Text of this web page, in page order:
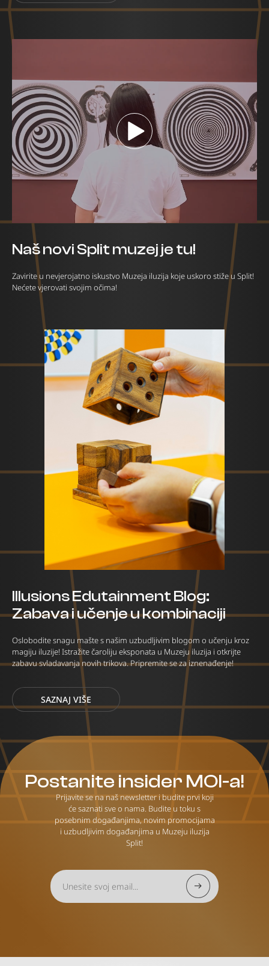
Naš novi Split muzej je tu!
Zavirite u nevjerojatno iskustvo Muzeja iluzija koje uskoro stiže u Split!
Nećete vjerovati svojim očima!
Illusions Edutainment Blog:
Zabava i učenje u kombinaciji
Oslobodite snagu mašte s našim uzbudljivim blogom o učenju kroz
magiju iluzije! Istražite čaroliju eksponata u Muzeju iluzija i otkrijte
zabavu svladavanja novih trikova. Pripremite se za iznenađenje!
SAZNAJ VIŠE
Postanite insider MOI-a!
Prijavite se na naš newsletter i budite prvi koji
će saznati sve o nama. Budite u toku s
posebnim događanjima, novim promocijama
i uzbudljivim događanjima u Muzeju iluzija
Split!